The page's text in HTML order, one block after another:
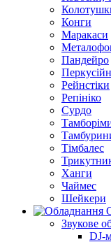
Конги
Маракаси
Пандейро
Рейнстіки
Репініко
Сурдо
Тімбалес
Ханги
Чаймес
Шейкери
Звукове
DJ-